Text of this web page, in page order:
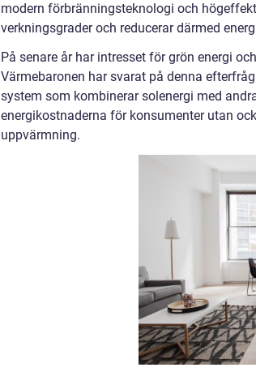
modern förbränningsteknologi och
verkningsgrader och reducerar därmed
På senare år har intresset för grön energi
Värmebaronen har svarat på denna
system som kombinerar solenergi med
energikostnaderna för konsumenter utan
uppvärmning.